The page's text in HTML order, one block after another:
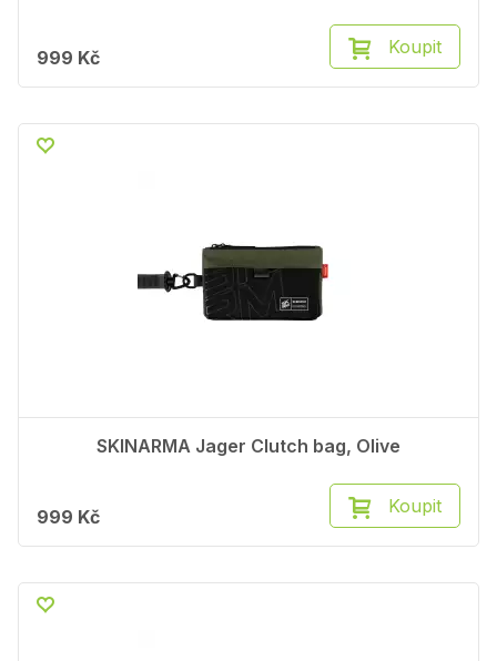
999 Kč Koupit
SKINARMA Jager Clutch bag, Olive
999 Kč Koupit